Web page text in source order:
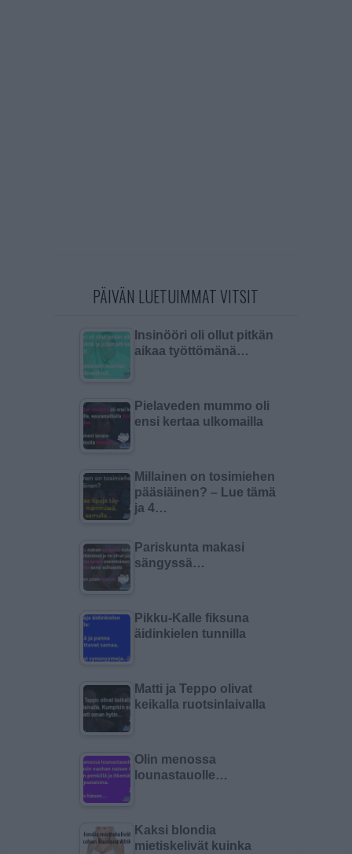
PÄIVÄN LUETUIMMAT VITSIT
Insinööri oli ollut pitkän
aikaa työttömänä…
Pielaveden mummo oli
ensi kertaa ulkomailla
Millainen on tosimiehen
pääsiäinen? – Lue tämä
ja 4…
Pariskunta makasi
sängyssä…
Pikku-Kalle fiksuna
äidinkielen tunnilla
Matti ja Teppo olivat
keikalla ruotsinlaivalla
Olin menossa
lounastauolle…
Kaksi blondia
mietiskelivät kuinka